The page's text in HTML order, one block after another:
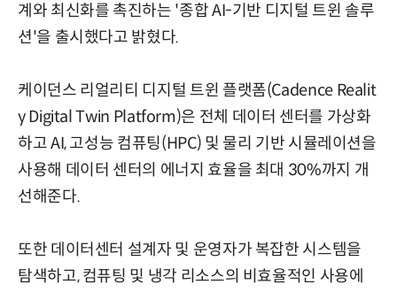
계와 최신화를 촉진하는 '종합 AI-기반 디지털 트윈 솔루
션'을 출시했다고 밝혔다.
케이던스 리얼리티 디지털 트윈 플랫폼(Cadence Realit
y Digital Twin Platform)은 전체 데이터 센터를 가상화
하고 AI, 고성능 컴퓨팅(HPC) 및 물리 기반 시뮬레이션을
사용해 데이터 센터의 에너지 효율을 최대 30%까지 개
선해준다.
또한 데이터센터 설계자 및 운영자가 복잡한 시스템을
탐색하고, 컴퓨팅 및 냉각 리소스의 비효율적인 사용에